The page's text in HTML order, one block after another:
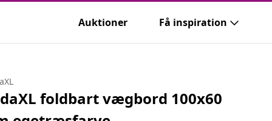
Auktioner Få inspiration
foldbart vægbord 100x60